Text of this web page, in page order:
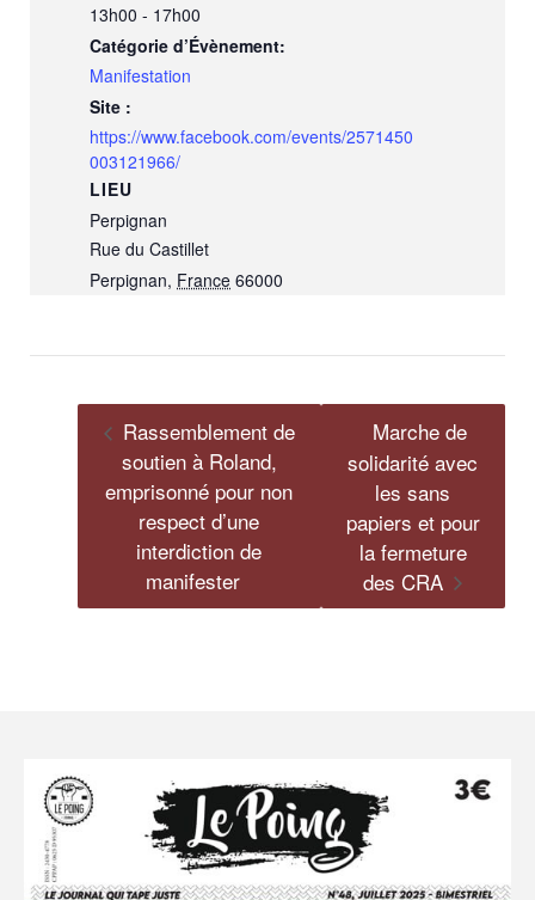
13h00 - 17h00
Catégorie d’Évènement:
Manifestation
Site :
https://www.facebook.com/events/2571450
003121966/
LIEU
Perpignan
Rue du Castillet
Perpignan, France 66000
Rassemblement de
soutien à Roland,
emprisonné pour non
respect d’une
interdiction de
manifester
Marche de
solidarité avec
les sans
papiers et pour
la fermeture
des CRA